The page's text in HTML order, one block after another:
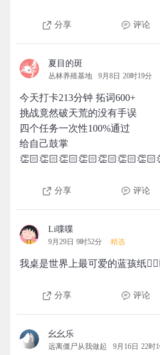
分享 评论
夏目的斑
丛林养殖基地 9月8日 20时19分
今天打卡213分钟 拓词600+
挑战竟然破天荒的没有手误
四个任务一次性100%通过
给自己鼓掌
分享 评论
Li喋喋
9月29日 9时52分 精选
我桌是世界上最可爱的蓝孩纸
分享 评论
幺幺乐
远离僵尸从我做起 9月16日 22时